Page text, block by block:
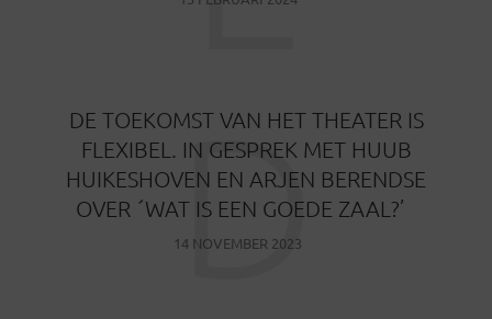
DE TOEKOMST VAN HET THEATER IS
FLEXIBEL. IN GESPREK MET HUUB
HUIKESHOVEN EN ARJEN BERENDSE
OVER ´WAT IS EEN GOEDE ZAAL?’
14 NOVEMBER 2023
D